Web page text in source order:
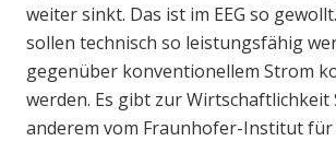
weiter sinkt. Das ist im EEG so
sollen technisch so leistungsfähig
gegenüber konventionellem Strom
werden. Es gibt zur
anderem vom Fraunhofer-Institut für